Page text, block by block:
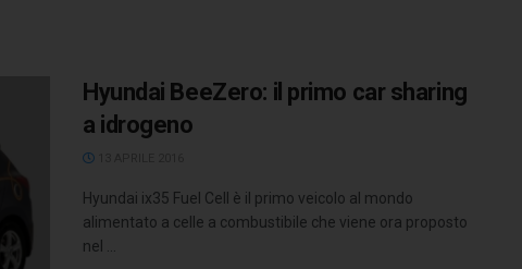
Hyundai BeeZero: il primo car sharing
a idrogeno
Hyundai ix35 Fuel Cell è il primo veicolo al mondo
alimentato a celle a combustibile che viene ora proposto
nel ...